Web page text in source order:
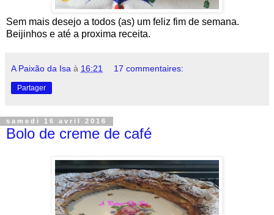
Sem mais desejo a todos (as) um feliz fim de semana.
Beijinhos e até a proxima receita.
A Paixão da Isa à 16:21 17 commentaires:
Partager
samedi 16 avril 2016
Bolo de creme de café